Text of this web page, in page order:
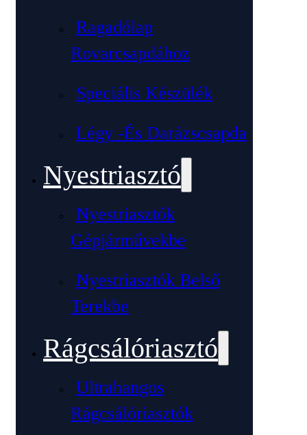
Ragadólap
Rovarcsapdához
Speciális Készülék
Légy -és Darázscsapda
Nyestriasztó
Nyestriasztók
Gépjárművekbe
Nyestriasztók Belső
Terekbe
Rágcsálóriasztó
Ultrahangos
Rágcsálóriasztók